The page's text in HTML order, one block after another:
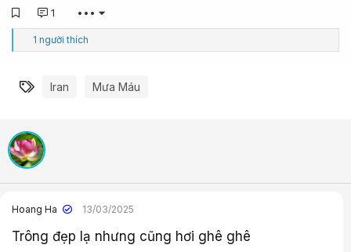
1 •••
C
ả
ú
1 người thích
Từ khóa
Iran Mưa Máu
Hoang Ha 13/03/2025
Trông đẹp lạ nhưng cũng hơi ghê ghê